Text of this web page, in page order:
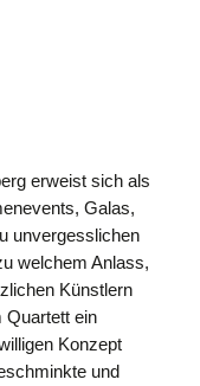
erweist sich als
Galas,
unvergesslichen
welchem Anlass,
Künstlern
Quartett ein
Konzept
und